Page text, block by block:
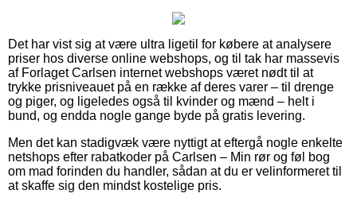
Det har vist sig at være ultra ligetil for købere at analysere
priser hos diverse online webshops, og til tak har massevis
af Forlaget Carlsen internet webshops været nødt til at
trykke prisniveauet på en række af deres varer – til drenge
og piger, og ligeledes også til kvinder og mænd – helt i
bund, og endda nogle gange byde på gratis levering.
Men det kan stadigvæk være nyttigt at eftergå nogle enkelte
netshops efter rabatkoder på Carlsen – Min rør og føl bog
om mad forinden du handler, sådan at du er velinformeret til
at skaffe sig den mindst kostelige pris.